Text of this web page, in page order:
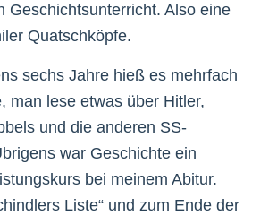
Geschichtsunterricht. Also eine
Quatschköpfe.
sechs Jahre hieß es mehrfach
man lese etwas über Hitler,
und die anderen SS-
war Geschichte ein
bei meinem Abitur.
Liste“ und zum Ende der